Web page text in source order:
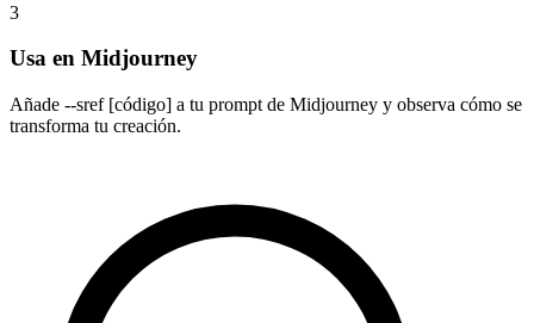
3
Usa en Midjourney
Añade --sref [código] a tu prompt de Midjourney y observa cómo se
transforma tu creación.